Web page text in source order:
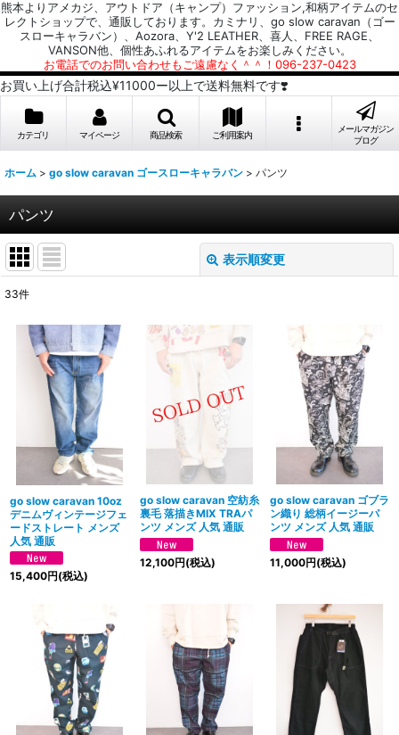
熊本よりアメカジ、アウトドア（キャンプ）ファッション,和柄アイテムのセ
レクトショップで、通販しております。カミナリ、go slow caravan（ゴー
スローキャラバン）、Aozora、Y'2 LEATHER、喜人、FREE RAGE、
VANSON他、個性あふれるアイテムをお楽しみください。
お電話でのお問い合わせもご遠慮なく＾＾！096-237-0423
お買い上げ合計税込¥11000ー以上で送料無料です❣️
カテゴリ マイページ 商品検索 ご利用案内
メールマガジン
ブログ
ホーム > go slow caravan ゴースローキャラバン > パンツ
パンツ
表示順変更
並び順:
絞り込む
33件
go slow caravan 10oz
デニムヴィンテージフェ
ードストレート メンズ
人気 通販
15,400円(税込)
go slow caravan 空紡糸
裏毛 落描きMIX TRAパ
ンツ メンズ 人気 通販
12,100円(税込)
go slow caravan ゴブラ
ン織り 総柄イージーパ
ンツ メンズ 人気 通販
11,000円(税込)